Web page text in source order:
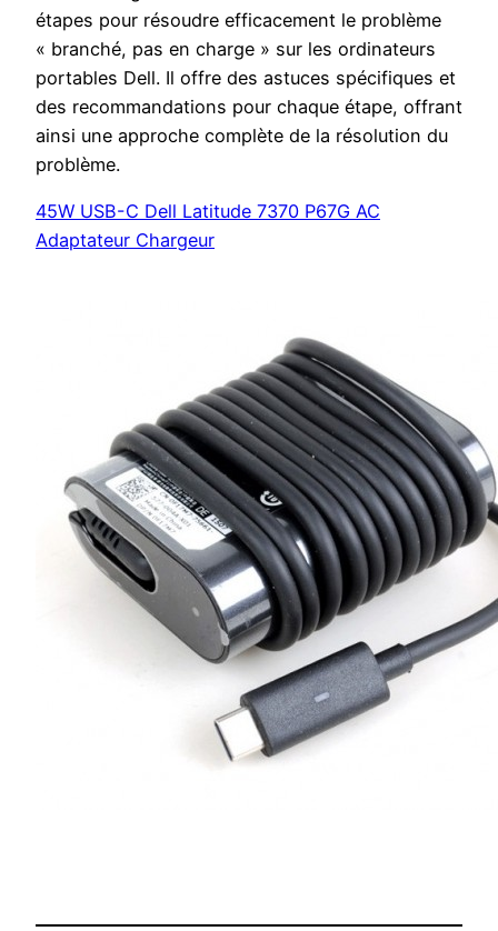
étapes pour résoudre efficacement le problème
« branché, pas en charge » sur les ordinateurs
portables Dell. Il offre des astuces spécifiques et
des recommandations pour chaque étape, offrant
ainsi une approche complète de la résolution du
problème.
45W USB-C Dell Latitude 7370 P67G AC
Adaptateur Chargeur